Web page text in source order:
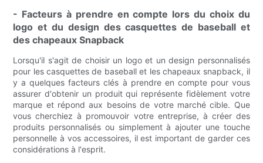
- Facteurs à prendre en compte lors du choix du
logo et du design des casquettes de baseball et
des chapeaux Snapback
Lorsqu'il s'agit de choisir un logo et un design personnalisés
pour les casquettes de baseball et les chapeaux snapback, il
y a quelques facteurs clés à prendre en compte pour vous
assurer d'obtenir un produit qui représente fidèlement votre
marque et répond aux besoins de votre marché cible. Que
vous cherchiez à promouvoir votre entreprise, à créer des
produits personnalisés ou simplement à ajouter une touche
personnelle à vos accessoires, il est important de garder ces
considérations à l'esprit.